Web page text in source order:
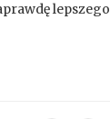
lepszego